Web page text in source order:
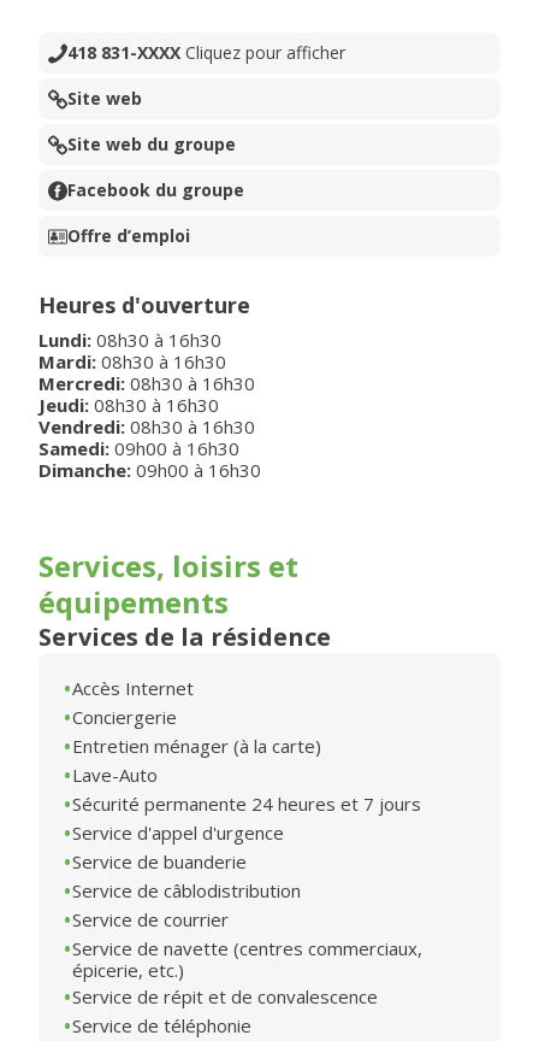
418 831-XXXX Cliquez pour afficher
Site web
Site web du groupe
Facebook du groupe
Offre d’emploi
Heures d'ouverture
Lundi: 08h30 à 16h30
Mardi: 08h30 à 16h30
Mercredi: 08h30 à 16h30
Jeudi: 08h30 à 16h30
Vendredi: 08h30 à 16h30
Samedi: 09h00 à 16h30
Dimanche: 09h00 à 16h30
Services, loisirs et
équipements
Services de la résidence
Accès Internet
Conciergerie
Entretien ménager (à la carte)
Lave-Auto
Sécurité permanente 24 heures et 7 jours
Service d'appel d'urgence
Service de buanderie
Service de câblodistribution
Service de courrier
Service de navette (centres commerciaux,
épicerie, etc.)
Service de répit et de convalescence
Service de téléphonie